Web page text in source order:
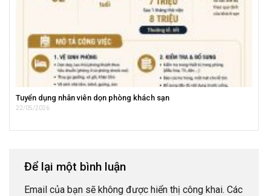
Tuyển dụng nhân viên dọn phòng khách sạn
22/05/2026
Để lại một bình luận
Email của bạn sẽ không được hiển thị công khai. Các